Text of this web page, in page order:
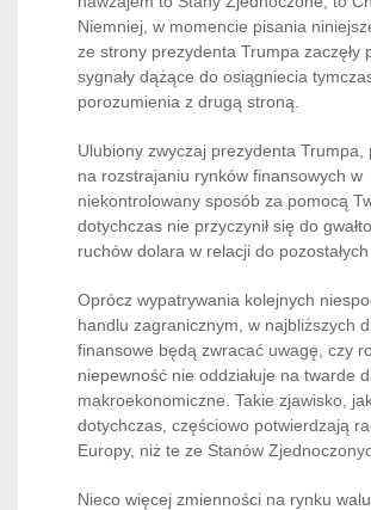
Niemniej, w momencie pisania
ze strony prezydenta Trumpa zaczęły
sygnały dążące do osiągniecia
porozumienia z drugą stroną.
Ulubiony zwyczaj prezydenta Trumpa,
na rozstrajaniu rynków finansowych w
niekontrolowany sposób za pomocą
dotychczas nie przyczynił się do
ruchów dolara w relacji do
Oprócz wypatrywania kolejnych
handlu zagranicznym, w najbliższych
finansowe będą zwracać uwagę, czy
niepewność nie oddziałuje na twarde
makroekonomiczne. Takie zjawisko,
dotychczas, częściowo potwierdzają
Europy, niż te ze Stanów
Nieco więcej zmienności na rynku